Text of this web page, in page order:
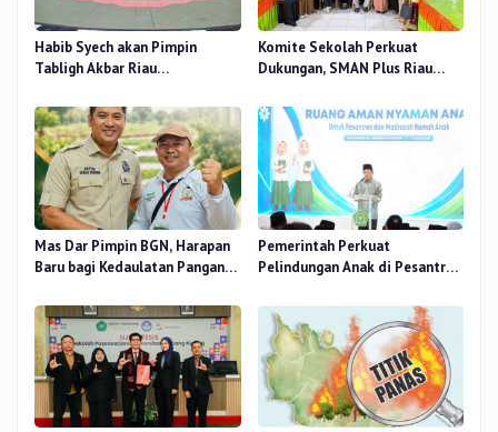
Habib Syech akan Pimpin
Tabligh Akbar Riau
Nur, Besok
Komite Sekolah Perkuat
Dukungan, SMAN Plus Riau
Pendidikan
Mas Dar Pimpin BGN, Harapan
Baru bagi Kedaulatan Pangan
Pemerintah Perkuat
Pelindungan Anak di Pesantren
RANA